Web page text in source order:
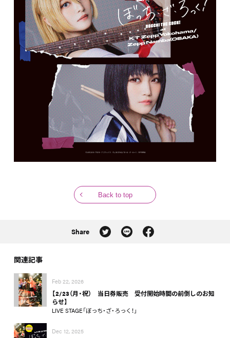
Back to top
Share
関連記事
Feb 22, 2026
【2/23（月・祝） 当日券販売 受付開始時間の前倒しのお知
らせ】
LIVE STAGE「ぼっち・ざ・ろっく！」
Dec 12, 2025